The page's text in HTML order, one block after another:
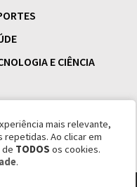
E CIÊNCIA
mais relevante,
Ao clicar em
de TODOS os cookies.
.